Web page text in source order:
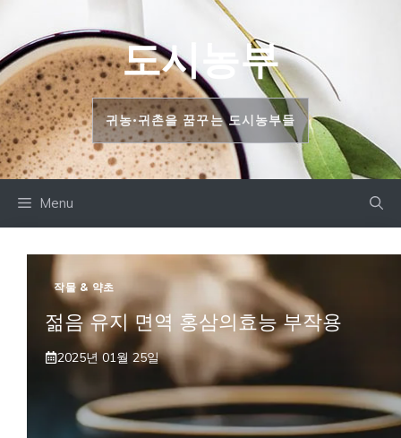
츠
로
건
너
뛰
도시농부
귀농•귀촌을 꿈꾸는 도시농부들
Menu
작물 & 약초
젊음 유지 면역 홍삼의효능 부작용
2025년 01월 25일